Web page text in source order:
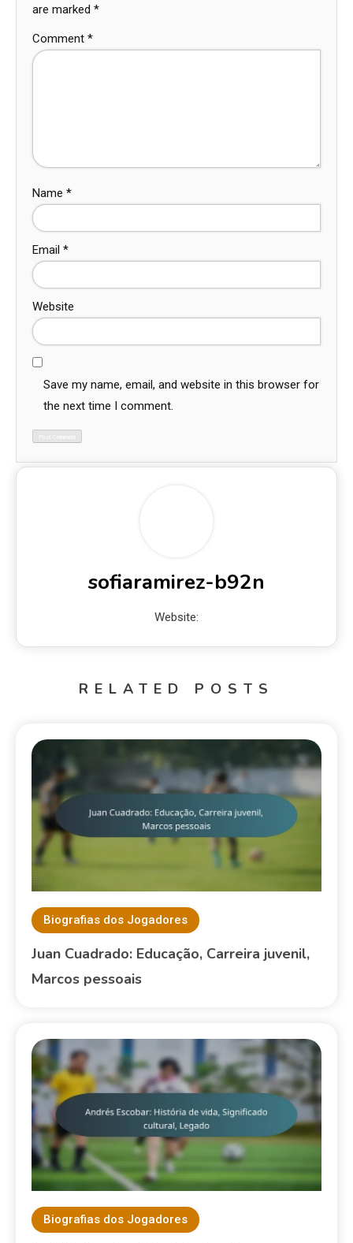
are marked *
Comment *
Name *
Email *
Website
Save my name, email, and website in this browser for
the next time I comment.
sofiaramirez-b92n
Website:
RELATED POSTS
Biografias dos Jogadores
Juan Cuadrado: Educação, Carreira juvenil,
Marcos pessoais
Biografias dos Jogadores